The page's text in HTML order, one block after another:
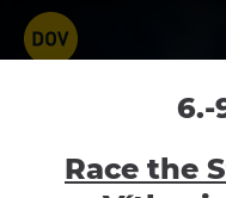
!!!
6.-
Race the